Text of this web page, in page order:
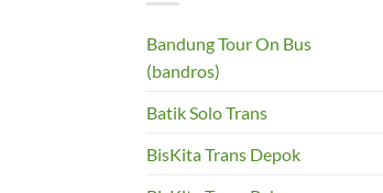
Mpu
–
Bandung Tour On Bus
(bandros)
Batik Solo Trans
BisKita Trans Depok